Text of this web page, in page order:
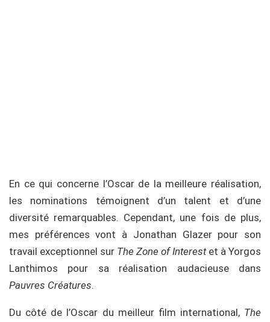
En ce qui concerne l’Oscar de la meilleure réalisation,
les nominations témoignent d’un talent et d’une
diversité remarquables. Cependant, une fois de plus,
mes préférences vont à Jonathan Glazer pour son
travail exceptionnel sur The Zone of Interestet à Yorgos
Lanthimos pour sa réalisation audacieuse dans
Pauvres Créatures.
Du côté de l’Oscar du meilleur film international, The